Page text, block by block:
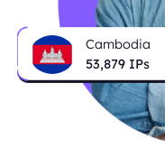
Cambodia
53,879 IPs